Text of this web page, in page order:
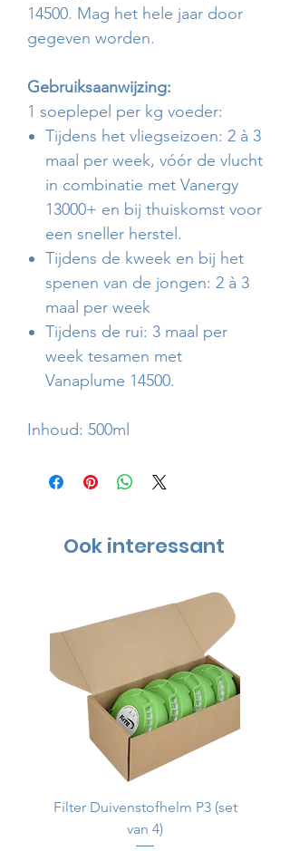
14500. Mag het hele jaar door
gegeven worden.
Gebruiksaanwijzing:
1 soeplepel per kg voeder:
Tijdens het vliegseizoen: 2 à 3
maal per week, vóór de vlucht
in combinatie met Vanergy
13000+ en bij thuiskomst voor
een sneller herstel.
Tijdens de kweek en bij het
spenen van de jongen: 2 à 3
maal per week
Tijdens de rui: 3 maal per
week tesamen met
Vanaplume 14500.
Inhoud: 500ml
Ook interessant
Filter Duivenstofhelm P3 (set
van 4)